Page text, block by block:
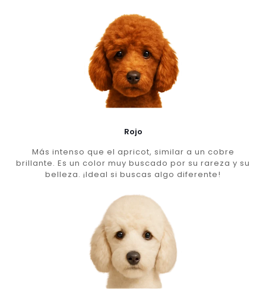
Rojo
Más intenso que el apricot, similar a un cobre
brillante. Es un color muy buscado por su rareza y su
belleza. ¡Ideal si buscas algo diferente!